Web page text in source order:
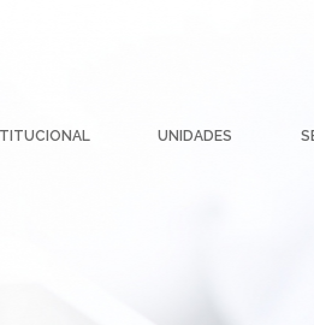
UNIDADES